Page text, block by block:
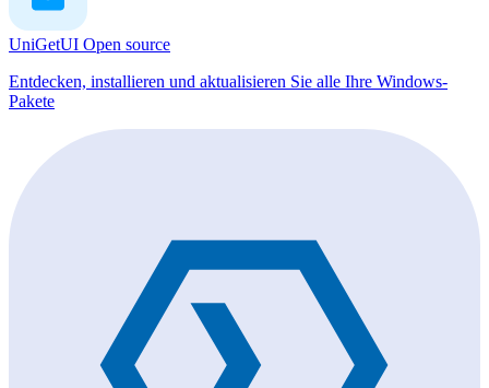
UniGetUI Open source
Entdecken, installieren und aktualisieren Sie alle Ihre Windows-
Pakete